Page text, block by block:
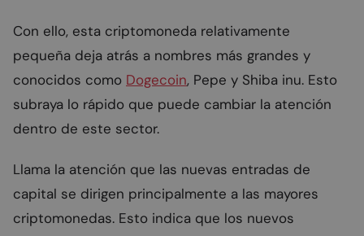
Con ello, esta criptomoneda relativamente
pequeña deja atrás a nombres más grandes y
conocidos como Dogecoin, Pepe y Shiba inu. Esto
subraya lo rápido que puede cambiar la atención
dentro de este sector.
Llama la atención que las nuevas entradas de
capital se dirigen principalmente a las mayores
criptomonedas. Esto indica que los nuevos